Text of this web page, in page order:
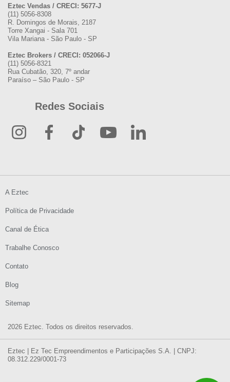
Eztec Vendas / CRECI: 5677-J
(11) 5056-8308
R. Domingos de Morais, 2187
Torre Xangai - Sala 701
Vila Mariana - São Paulo - SP
Eztec Brokers / CRECI: 052066-J
(11) 5056-8321
Rua Cubatão, 320, 7º andar
Paraíso – São Paulo - SP
Redes Sociais
2026 Eztec. Todos os direitos reservados.
A Eztec
Política de Privacidade
Canal de Ética
Trabalhe Conosco
Contato
Blog
Sitemap
Eztec | Ez Tec Empreendimentos e Participações S.A. | CNPJ:
08.312.229/0001-73